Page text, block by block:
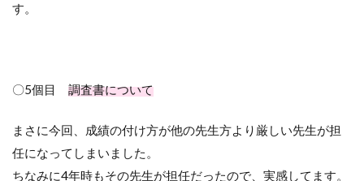
す。
〇5個目 調査書について
まさに今回、成績の付け方が他の先生方より厳しい先生が担
任になってしまいました。
ちなみに4年時もその先生が担任だったので、実感してます。